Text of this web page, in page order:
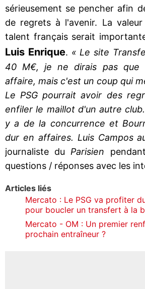
sérieusement se pencher afin
de regrets à l'avenir. La
talent français serait
Luis Enrique. « Le site
40 M€, je ne dirais pas que
affaire, mais c'est un coup qui
Le PSG pourrait avoir des
enfiler le maillot d'un autre
y a de la concurrence et
dur en affaires. Luis Campos
journaliste du Parisien
questions / réponses avec les
Articles liés
Mercato : Le PSG va profiter
pour boucler un transfert à la
Mercato - OM : Un premier
prochain entraîneur ?